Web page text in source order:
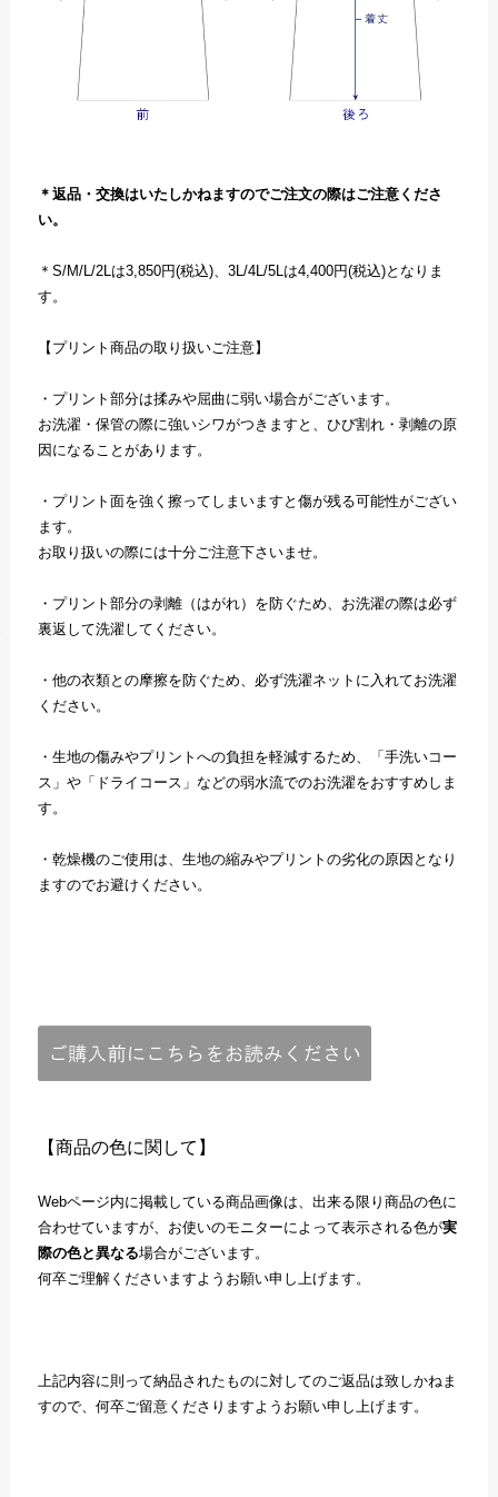
＊返品・交換はいたしかねますのでご注文の際はご注意くださ
い。
＊S/M/L/2Lは3,850円(税込)、3L/4L/5Lは4,400円(税込)となりま
す。
【プリント商品の取り扱いご注意】
・プリント部分は揉みや屈曲に弱い場合がございます。
お洗濯・保管の際に強いシワがつきますと、ひび割れ・剥離の原
因になることがあります。
・プリント面を強く擦ってしまいますと傷が残る可能性がござい
ます。
お取り扱いの際には十分ご注意下さいませ。
・プリント部分の剥離（はがれ）を防ぐため、お洗濯の際は必ず
裏返して洗濯してください。
・他の衣類との摩擦を防ぐため、必ず洗濯ネットに入れてお洗濯
ください。
・生地の傷みやプリントへの負担を軽減するため、「手洗いコー
ス」や「ドライコース」などの弱水流でのお洗濯をおすすめしま
す。
・乾燥機のご使用は、生地の縮みやプリントの劣化の原因となり
ますのでお避けください。
【商品の色に関して】
Webページ内に掲載している商品画像は、出来る限り商品の色に
合わせていますが、お使いのモニターによって表示される色が実
際の色と異なる場合がございます。
何卒ご理解くださいますようお願い申し上げます。
上記内容に則って納品されたものに対してのご返品は致しかねま
すので、何卒ご留意くださりますようお願い申し上げます。